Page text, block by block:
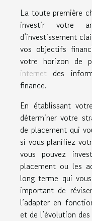
La toute première
investir votre
d’investissement
vos objectifs
votre horizon de
internet des
finance.
En établissant
déterminer votre
de placement qui
si vous planifiez
vous pouvez
placement ou les
long terme qui
important de
l’adapter en
et de l’évolution